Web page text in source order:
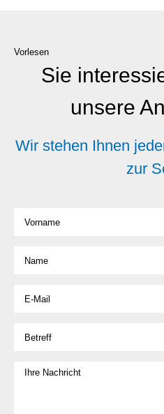
Vorlesen
Sie
unsere
Wir stehen Ihnen
zur